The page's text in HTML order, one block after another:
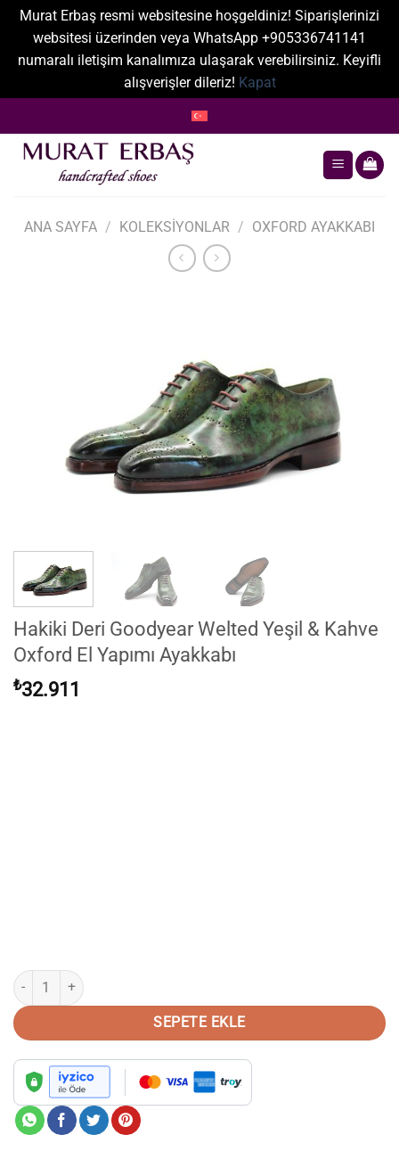
Murat Erbaş resmi websitesine hoşgeldiniz! Siparişlerinizi
websitesi üzerinden veya WhatsApp +905336741141
numaralı iletişim kanalımıza ulaşarak verebilirsiniz. Keyifli
alışverişler dileriz! Kapat
atla
ANA SAYFA / KOLEKSIYONLAR / OXFORD AYAKKABI
Hakiki Deri Goodyear Welted Yeşil & Kahve
Oxford El Yapımı Ayakkabı
₺32.911
Hakiki Deri Goodyear Welted Yeşil & Kahve Oxford El Yapımı Ayakkabı
SEPETE EKLE